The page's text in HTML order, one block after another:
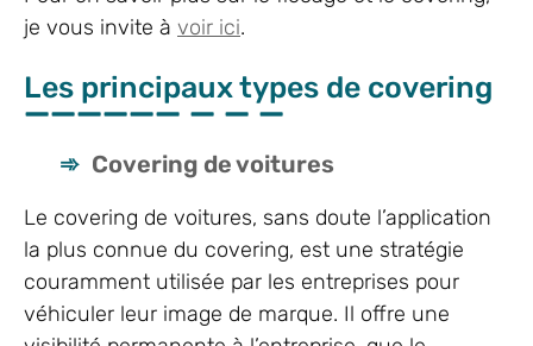
je vous invite à voir ici.
Les principaux types de covering
Covering de voitures
Le covering de voitures, sans doute l’application
la plus connue du covering, est une stratégie
couramment utilisée par les entreprises pour
véhiculer leur image de marque. Il offre une